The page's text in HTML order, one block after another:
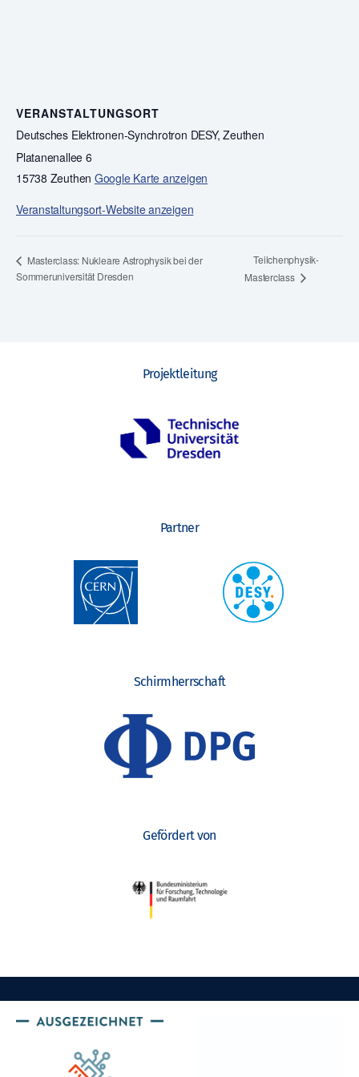
VERANSTALTUNGSORT
Deutsches Elektronen-Synchrotron DESY, Zeuthen
Platanenallee 6
15738 Zeuthen Google Karte anzeigen
Veranstaltungsort-Website anzeigen
Masterclass: Nukleare Astrophysik bei der
Sommeruniversität Dresden
Teilchenphysik-
Masterclass
Projektleitung
Partner
Schirmherrschaft
Gefördert von